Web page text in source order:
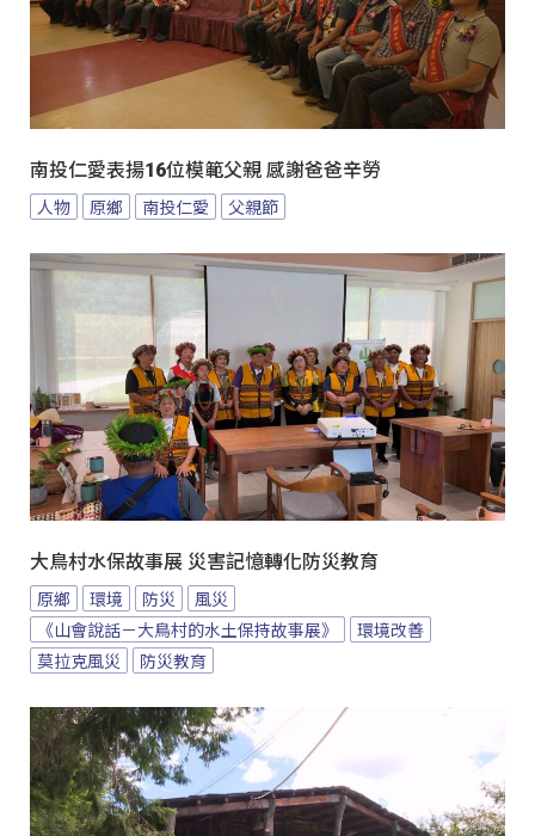
南投仁愛表揚16位模範父親 感謝爸爸辛勞
人物 原鄉 南投仁愛 父親節
大鳥村水保故事展 災害記憶轉化防災教育
原鄉 環境 防災
風災
《山會說話－大鳥村的水土保持故事展》
環境改善
莫拉克風災
防災教育